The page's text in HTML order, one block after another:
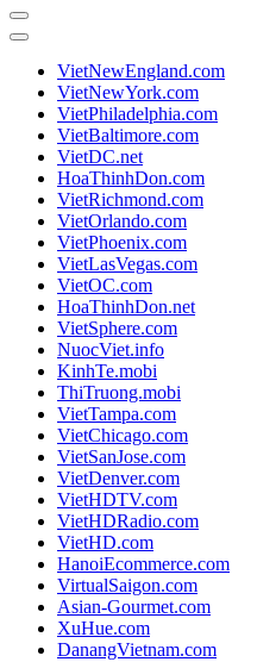
VietNewEngland.com
VietNewYork.com
VietPhiladelphia.com
VietBaltimore.com
VietDC.net
HoaThinhDon.com
VietRichmond.com
VietOrlando.com
VietPhoenix.com
VietLasVegas.com
VietOC.com
HoaThinhDon.net
VietSphere.com
NuocViet.info
KinhTe.mobi
ThiTruong.mobi
VietTampa.com
VietChicago.com
VietSanJose.com
VietDenver.com
VietHDTV.com
VietHDRadio.com
VietHD.com
HanoiEcommerce.com
VirtualSaigon.com
Asian-Gourmet.com
XuHue.com
DanangVietnam.com